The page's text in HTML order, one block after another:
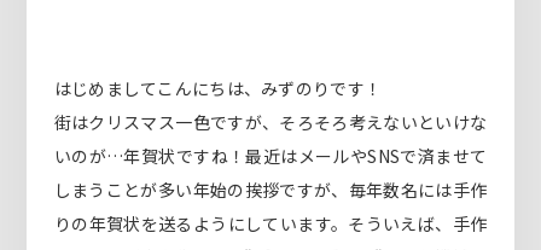
はじめましてこんにちは、みずのりです！
街はクリスマス一色ですが、そろそろ考えないといけな
いのが…年賀状ですね！最近はメールやSNSで済ませて
しまうことが多い年始の挨拶ですが、毎年数名には手作
りの年賀状を送るようにしています。そういえば、手作